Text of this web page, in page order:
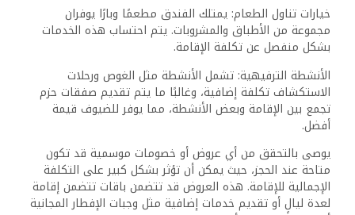
ما هي خيارات تناول الطعام التي يمكن
للمرء أن يجدها بالقرب من مارينا فيو بورت
غالب؟
المنطقة المحيطة بمارينا فيو بورت غالب غنية بخيارات تناول
الطعام المتنوعة. يمكن للزوار الاستمتاع بتناول الطعام في
المطاعم التي تقدم المأكولات المحلية والمأكولات العالمية.
بالإضافة إلى ذلك، هناك العديد من المقاهي التي تقدم وجبات
خفيفة ومشروبات في أجواء غير رسمية، مما يمنح الزوار تجربة
طعام متكاملة.
ما هي مناطق الجذب السياحي في